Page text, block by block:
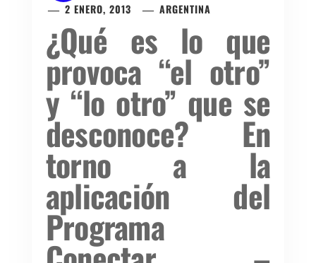
2 ENERO, 2013
ARGENTINA
¿Qué es lo que
provoca “el otro”
y “lo otro” que se
desconoce? En
torno a la
aplicación del
Programa